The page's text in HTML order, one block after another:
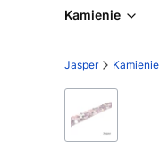
Kamienie
Jasper Kamienie